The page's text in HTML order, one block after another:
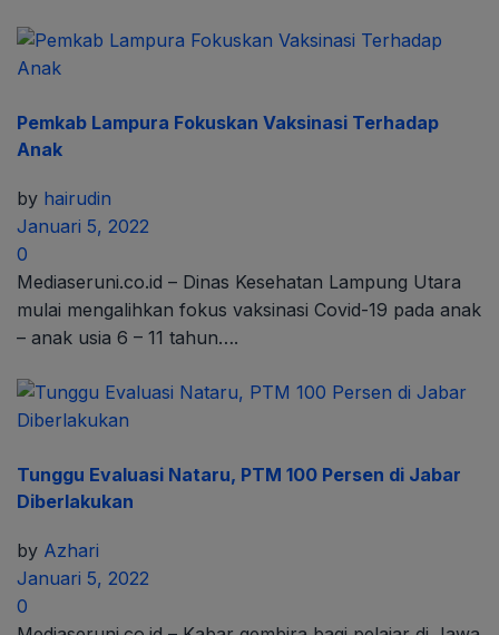
Pemkab Lampura Fokuskan Vaksinasi Terhadap
Anak
by hairudin
Januari 5, 2022
0
Mediaseruni.co.id – Dinas Kesehatan Lampung Utara
mulai mengalihkan fokus vaksinasi Covid-19 pada anak
– anak usia 6 – 11 tahun….
Tunggu Evaluasi Nataru, PTM 100 Persen di Jabar
Diberlakukan
by Azhari
Januari 5, 2022
0